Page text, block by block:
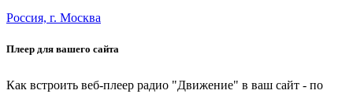
Россия, г. Москва
Плеер для вашего сайта
Как встроить веб-плеер радио "Движение" в ваш сайт - по